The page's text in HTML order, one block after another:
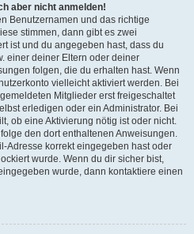
aber nicht anmelden!
Benutzernamen und das richtige
stimmen, dann gibt es zwei
ist und du angegeben hast, dass du
einer deiner Eltern oder deiner
folgen, die du erhalten hast. Wenn
vielleicht aktiviert werden. Bei
Mitglieder erst freigeschaltet
erledigen oder ein Administrator. Bei
ob eine Aktivierung nötig ist oder nicht.
den dort enthaltenen Anweisungen.
Adresse korrekt eingegeben hast oder
wurde. Wenn du dir sicher bist,
wurde, dann kontaktiere einen